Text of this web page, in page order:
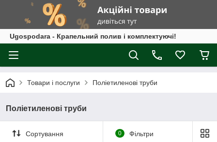
Ugospodara - Крапельний полив і комплектуючі!
Товари і послуги Поліетиленові труби
Поліетиленові труби
Сортування 0 Фільтри